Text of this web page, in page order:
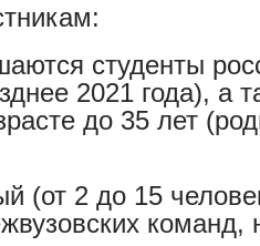
студенты
2021 года), а
до 35 лет
(от 2 до 15
команд,